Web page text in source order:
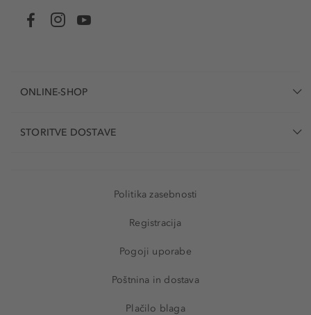
ONLINE-SHOP
STORITVE DOSTAVE
Politika zasebnosti
Registracija
Pogoji uporabe
Poštnina in dostava
Plačilo blaga